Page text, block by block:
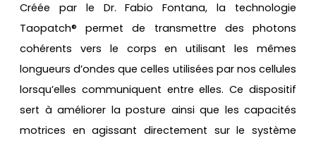
Créée par le Dr. Fabio Fontana, la technologie
Taopatch® permet de transmettre des photons
cohérents vers le corps en utilisant les mêmes
longueurs d’ondes que celles utilisées par nos cellules
lorsqu’elles communiquent entre elles. Ce dispositif
sert à améliorer la posture ainsi que les capacités
motrices en agissant directement sur le système